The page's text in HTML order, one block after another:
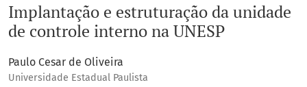
Implantação e estruturação da unidade
de controle interno na UNESP
Paulo Cesar de Oliveira
Universidade Estadual Paulista